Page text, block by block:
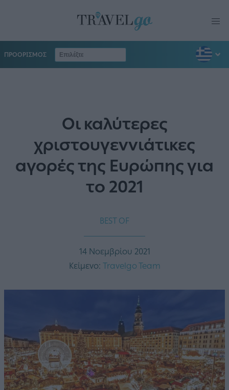
ΠΡΟΟΡΙΣΜΟΣ
Οι καλύτερες
χριστουγεννιάτικες
αγορές της Ευρώπης για
το 2021
BEST OF
14 Νοεμβρίου 2021
Κείμενο: Travelgo Team